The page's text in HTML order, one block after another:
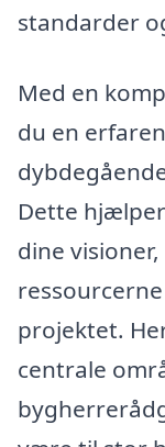
standarder
Med en
du en
Dette
dine
projektet.
centrale